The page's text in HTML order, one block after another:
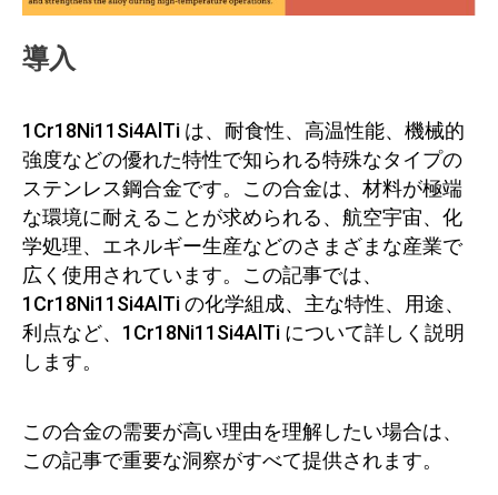
導入
1Cr18Ni11Si4AlTi は、耐食性、高温性能、機械的
強度などの優れた特性で知られる特殊なタイプの
ステンレス鋼合金です。この合金は、材料が極端
な環境に耐えることが求められる、航空宇宙、化
学処理、エネルギー生産などのさまざまな産業で
広く使用されています。この記事では、
1Cr18Ni11Si4AlTi の化学組成、主な特性、用途、
利点など、1Cr18Ni11Si4AlTi について詳しく説明
します。
この合金の需要が高い理由を理解したい場合は、
この記事で重要な洞察がすべて提供されます。